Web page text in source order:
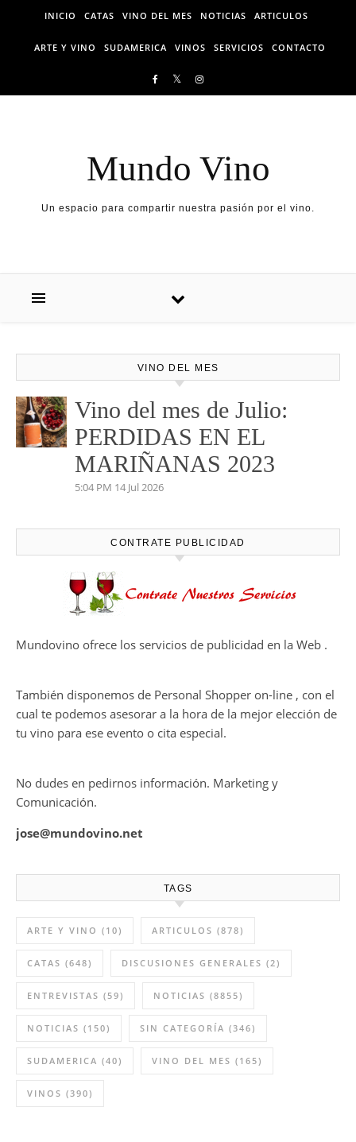
Skip to content
INICIO CATAS VINO DEL MES NOTICIAS ARTICULOS
ARTE Y VINO SUDAMERICA VINOS SERVICIOS CONTACTO
Mundo Vino
Un espacio para compartir nuestra pasión por el vino.
VINO DEL MES
Vino del mes de Julio:
PERDIDAS EN EL
MARIÑANAS 2023
5:04 PM 14 Jul 2026
CONTRATE PUBLICIDAD
Mundovino ofrece los servicios de publicidad en la Web .
También disponemos de Personal Shopper on-line , con el
cual te podemos asesorar a la hora de la mejor elección de
tu vino para ese evento o cita especial.
No dudes en pedirnos información. Marketing y
Comunicación.
jose@mundovino.net
TAGS
ARTE Y VINO (10) ARTICULOS (878)
CATAS (648) DISCUSIONES GENERALES (2)
ENTREVISTAS (59) NOTICIAS (8855)
NOTICIAS (150) SIN CATEGORÍA (346)
SUDAMERICA (40) VINO DEL MES (165)
VINOS (390)